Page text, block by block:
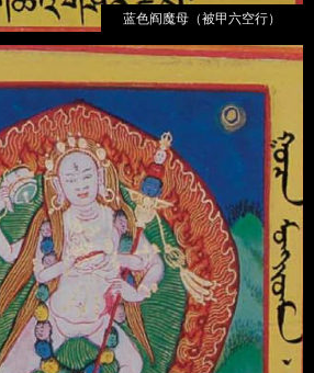
蓝色阎魔母（被甲六空行）